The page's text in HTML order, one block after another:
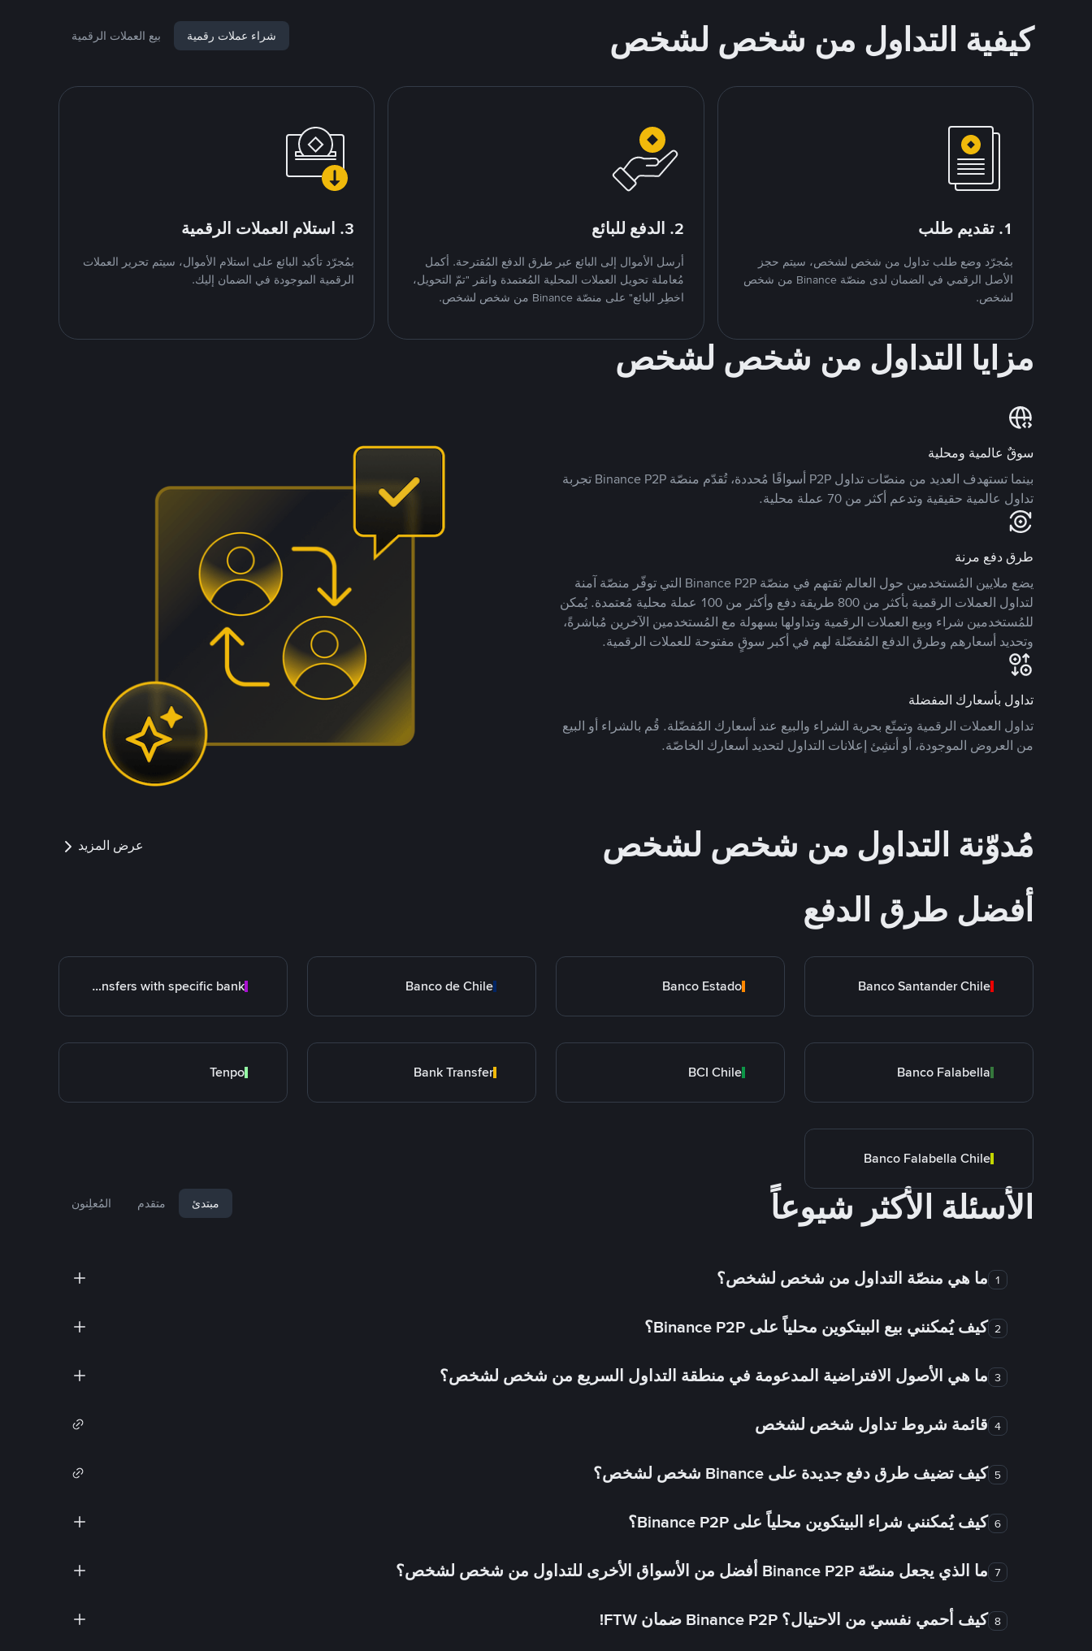
كيفية التداول من شخص لشخص شراء عملات رقمية بيع العملات الرقمية
1. تقديم طلب
بمُجرّد وضع طلب تداول من شخص لشخص، سيتم حجز
الأصل الرقمي في الضمان لدى منصّة Binance من شخص
لشخص.
2. الدفع للبائع
أرسل الأموال إلى البائع عبر طرق الدفع المُقترحة. أكمل
مُعاملة تحويل العملات المحلية المُعتمدة وانقر "تمّ التحويل،
اخطِر البائع" على منصّة Binance من شخص لشخص.
3. استلام العملات الرقمية
بمُجرّد تأكيد البائع على استلام الأموال، سيتم تحرير العملات
الرقمية الموجودة في الضمان إليك.
مزايا التداول من شخص لشخص
سوقٌ عالمية ومحلية
بينما تستهدف العديد من منصّات تداول P2P أسواقًا مُحددة، تُقدّم منصّة Binance P2P تجربة
تداول عالمية حقيقية وتدعم أكثر من 70 عملة محلية.
طرق دفع مرنة
يضع ملايين المُستخدمين حول العالم ثقتهم في منصّة Binance P2P التي توفّر منصّة آمنة
لتداول العملات الرقمية بأكثر من 800 طريقة دفع وأكثر من 100 عملة محلية مُعتمدة. يُمكن
للمُستخدمين شراء وبيع العملات الرقمية وتداولها بسهولة مع المُستخدمين الآخرين مُباشرةً،
وتحديد أسعارهم وطرق الدفع المُفضّلة لهم في أكبر سوقٍ مفتوحة للعملات الرقمية.
تداول بأسعارك المفضلة
تداول العملات الرقمية وتمتّع بحرية الشراء والبيع عند أسعارك المُفضّلة. قُم بالشراء أو البيع
من العروض الموجودة، أو أنشِئ إعلانات التداول لتحديد أسعارك الخاصّة.
مُدوّنة التداول من شخص لشخص عرض المزيد
أفضل طرق الدفع
Banco Santander Chile
Banco Estado
Banco de Chile
Transfers with specific bank
Banco Falabella
BCI Chile
Bank Transfer
Tenpo
Banco Falabella Chile
الأسئلة الأكثر شيوعاً مبتدئ متقدم المُعلِنون
1 ما هي منصّة التداول من شخص لشخص؟
2 كيف يُمكنني بيع البيتكوين محلياً على Binance P2P؟
3 ما هي الأصول الافتراضية المدعومة في منطقة التداول السريع من شخص لشخص؟
4 قائمة شروط تداول شخص لشخص
5 كيف تضيف طرق دفع جديدة على Binance شخص لشخص؟
6 كيف يُمكنني شراء البيتكوين محلياً على Binance P2P؟
7 ما الذي يجعل منصّة Binance P2P أفضل من الأسواق الأخرى للتداول من شخص لشخص؟
8 كيف أحمي نفسي من الاحتيال؟ Binance P2P ضمان FTW!